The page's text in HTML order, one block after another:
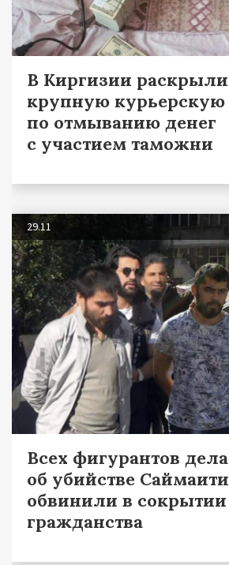
В Киргизии раскрыли
крупную курьерскую
по отмыванию денег
с участием таможни
29.11
Всех фигурантов дела
об убийстве Саймаити
обвинили в сокрытии
гражданства